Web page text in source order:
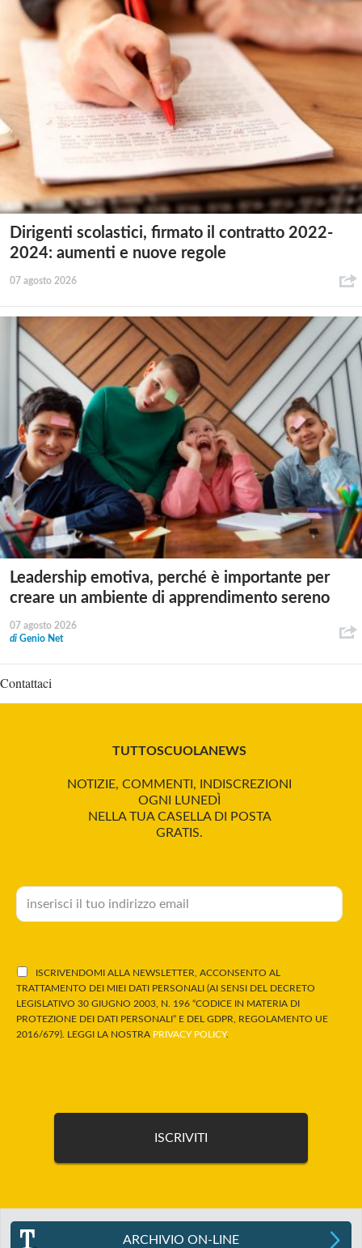
Dirigenti scolastici, firmato il contratto 2022-
2024: aumenti e nuove regole
07 agosto 2026
Leadership emotiva, perché è importante per
creare un ambiente di apprendimento sereno
07 agosto 2026
di Genio Net
Contattaci
TUTTOSCUOLANEWS
NOTIZIE, COMMENTI, INDISCREZIONI
OGNI LUNEDÌ
NELLA TUA CASELLA DI POSTA
GRATIS.
ISCRIVENDOMI ALLA NEWSLETTER, ACCONSENTO AL
TRATTAMENTO DEI MIEI DATI PERSONALI (AI SENSI DEL DECRETO
LEGISLATIVO 30 GIUGNO 2003, N. 196 “CODICE IN MATERIA DI
PROTEZIONE DEI DATI PERSONALI” E DEL GDPR, REGOLAMENTO UE
2016/679). LEGGI LA NOSTRA PRIVACY POLICY.
ARCHIVIO ON-LINE